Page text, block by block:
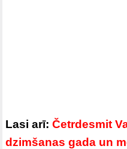
Lasi arī:Četrdesmit
dzimšanas gada un